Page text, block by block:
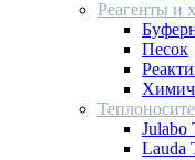
Реагенты и
Песок
Julabo
Lauda